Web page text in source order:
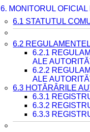
6. MONITORUL OFICIAL
6.1 STATUTUL
6.2
6.2.1
ALE
6.2.2
ALE
6.3 HOTĂRÂRILE
6.3.1
6.3.2
6.3.3